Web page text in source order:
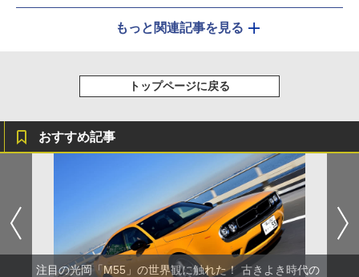
もっと関連記事を見る
トップページに戻る
おすすめ記事
注目の光岡「M55」の世界観に触れた！ 古きよき時代の